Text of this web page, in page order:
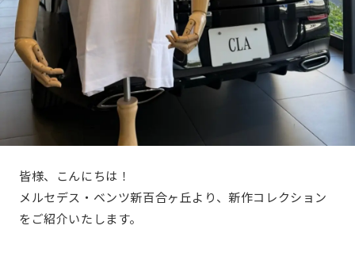
皆様、こんにちは！
メルセデス・ベンツ新百合ヶ丘より、新作コレクション
をご紹介いたします。